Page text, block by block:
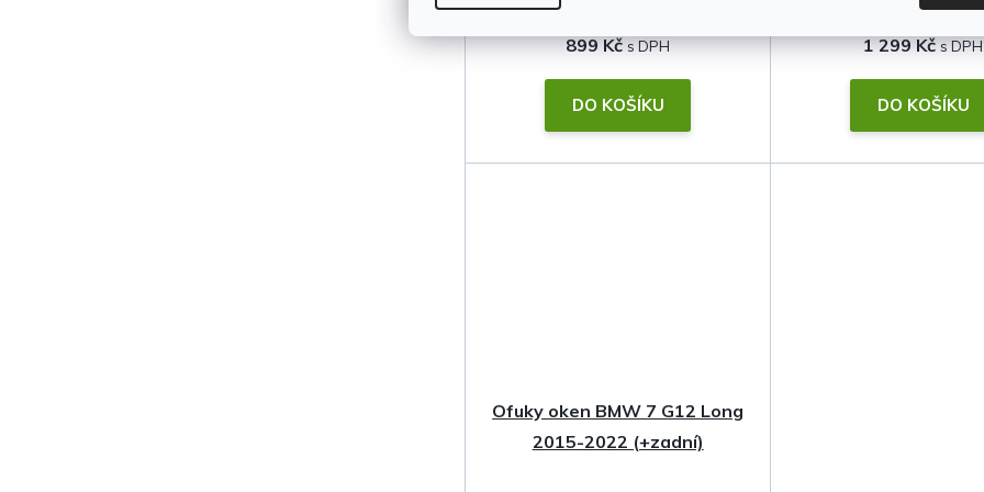
899 Kč
DO KOŠÍKU
1 299 Kč
DO KOŠÍKU
Ofuky oken BMW 7 G12 Long
2015-2022 (+zadní)